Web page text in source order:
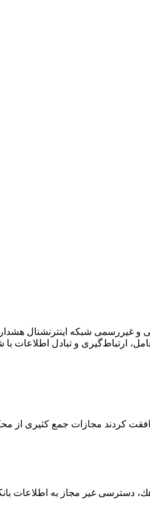
و غیررسمی شبکه اینترنشنال
و تبادل اطلاعات با
کردند مجازات جمع کثیری از
دسترسی غیر مجاز به اطلاعات